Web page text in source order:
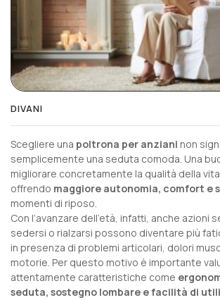
DIVANI
Scegliere una poltrona per anziani non
semplicemente una seduta comoda. Una
migliorare concretamente la qualità della
offrendo maggiore autonomia, comfort e
momenti di riposo.
Con l’avanzare dell’età, infatti, anche azioni
sedersi o rialzarsi possono diventare più
in presenza di problemi articolari, dolori
motorie. Per questo motivo è importante
attentamente caratteristiche come
seduta, sostegno lombare e facilità di